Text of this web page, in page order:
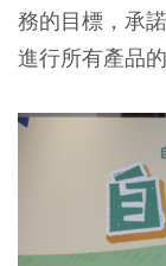
務的目標，承
進行所有產品的